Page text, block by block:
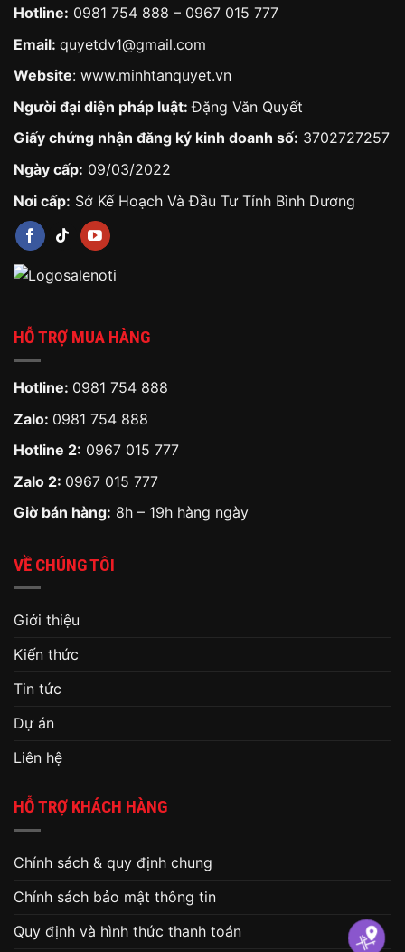
Hotline: 0981 754 888 – 0967 015 777
Email: quyetdv1@gmail.com
Website: www.minhtanquyet.vn
Người đại diện pháp luật:Đặng Văn Quyết
Giấy chứng nhận đăng ký kinh doanh số: 3702727257
Ngày cấp: 09/03/2022
Nơi cấp: Sở Kế Hoạch Và Đầu Tư Tỉnh Bình Dương
HỖ TRỢ MUA HÀNG
Hotline: 0981 754 888
Zalo: 0981 754 888
Hotline 2: 0967 015 777
Zalo 2: 0967 015 777
Giờ bán hàng: 8h – 19h hàng ngày
VỀ CHÚNG TÔI
Giới thiệu
Kiến thức
Tin tức
Dự án
Liên hệ
HỖ TRỢ KHÁCH HÀNG
Chính sách & quy định chung
Chính sách bảo mật thông tin
Quy định và hình thức thanh toán